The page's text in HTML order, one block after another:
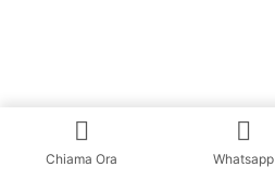
Chiama Ora Whatsapp